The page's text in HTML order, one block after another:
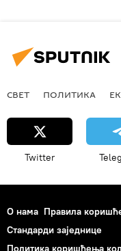
СВЕТ ПОЛИТИКА
Twitter
О нама Правила
Стандарди заједнице